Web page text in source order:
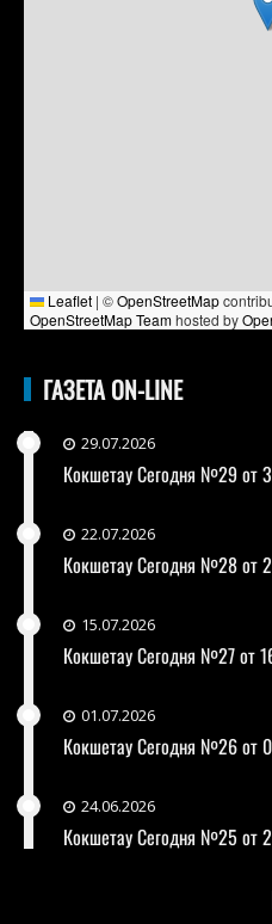
Leaflet | ©OpenStreetMap
OpenStreetMap Teamhosted by
ГАЗЕТА ON-LINE
29.07.2026
Кокшетау Сегодня №29 от
22.07.2026
Кокшетау Сегодня №28 от
15.07.2026
Кокшетау Сегодня №27 от
01.07.2026
Кокшетау Сегодня №26 от
24.06.2026
Кокшетау Сегодня №25 от